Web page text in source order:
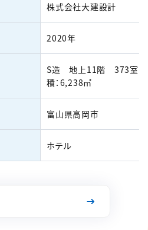
株式会社大建設計
2020年
S造 地上11階 373室
積：6,238㎡
富山県高岡市
ホテル